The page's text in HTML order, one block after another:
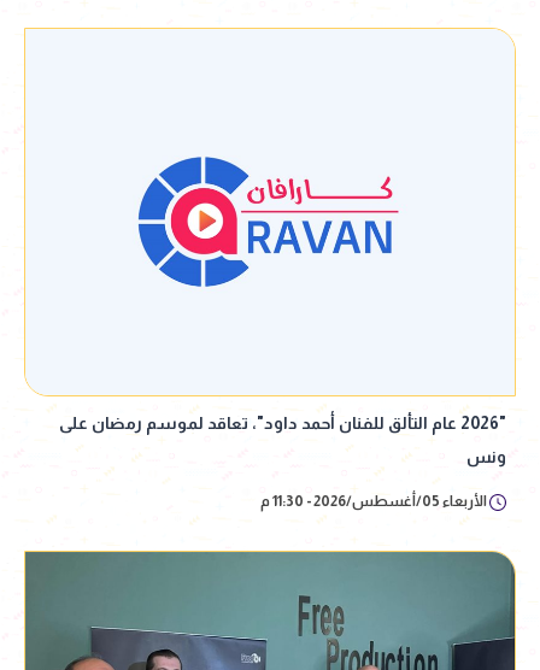
"2026 عام التألق للفنان أحمد داود"، تعاقد لموسم رمضان على
ونس
الأربعاء 05/أغسطس/2026 - 11:30 م